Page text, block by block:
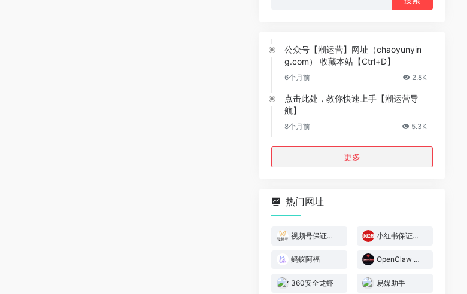
公众号【潮运营】网址（chaoyunyin
g.com） 收藏本站【Ctrl+D】
6个月前 2.8K
点击此处，教你快速上手【潮运营导
航】
8个月前 5.3K
更多
热门网址
视频号保证金规则 小红书保证金规则
蚂蚁阿福 OpenClaw 官网
360安全龙虾 易媒助手